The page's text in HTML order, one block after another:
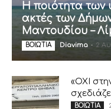
Η ποιότητα των
ακτές των
Μαντουδίου –
ΒΟΙΩΤΙΑ Diavima - 2
«ΟΧΙ
ΒΟΙΩΤΙΑ